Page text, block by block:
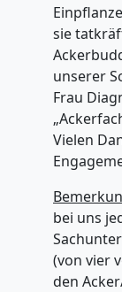
sie
unserer
Frau
Vielen
bei uns
(von vier
den